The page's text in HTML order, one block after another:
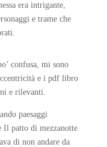
era intrigante,
e trame che
confusa, mi sono
e i pdf libro
e rilevanti.
paesaggi
Il patto di mezzanotte
di non andare da